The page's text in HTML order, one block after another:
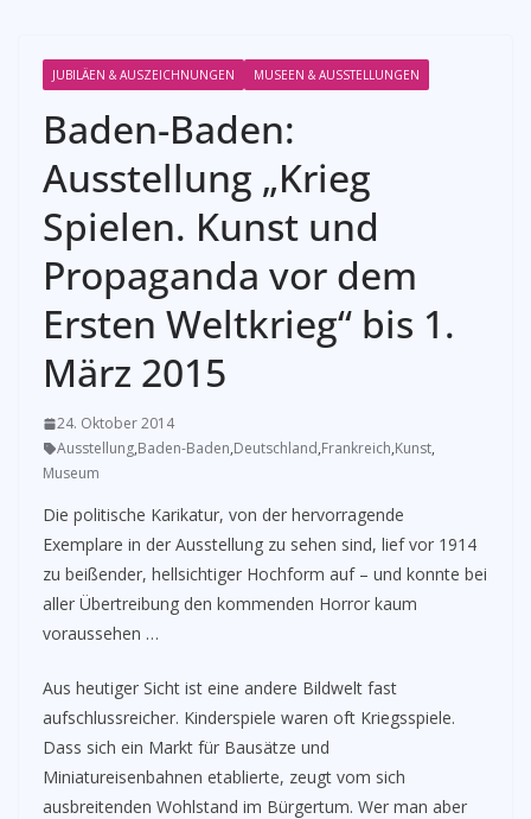
JUBILÄEN & AUSZEICHNUNGEN MUSEEN & AUSSTELLUNGEN
Baden-Baden:
Ausstellung „Krieg
Spielen. Kunst und
Propaganda vor dem
Ersten Weltkrieg“ bis 1.
März 2015
24. Oktober 2014
Ausstellung,Baden-Baden,Deutschland,Frankreich,Kunst,
Museum
Die politische Karikatur, von der hervorragende
Exemplare in der Ausstellung zu sehen sind, lief vor 1914
zu beißender, hellsichtiger Hochform auf – und konnte bei
aller Übertreibung den kommenden Horror kaum
voraussehen …
Aus heutiger Sicht ist eine andere Bildwelt fast
aufschlussreicher. Kinderspiele waren oft Kriegsspiele.
Dass sich ein Markt für Bausätze und
Miniatureisenbahnen etablierte, zeugt vom sich
ausbreitenden Wohlstand im Bürgertum. Wer man aber